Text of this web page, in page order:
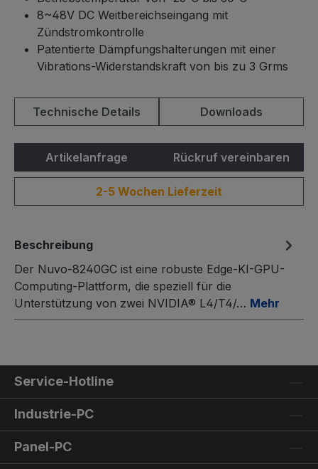
8~48V DC Weitbereichseingang mit
Zündstromkontrolle
Patentierte Dämpfungshalterungen mit einer
Vibrations-Widerstandskraft von bis zu 3 Grms
Technische Details Downloads
Artikelanfrage Rückruf vereinbaren
2-5 Wochen Lieferzeit
Beschreibung
Der Nuvo-8240GC ist eine robuste Edge-KI-GPU-
Computing-Plattform, die speziell für die
Unterstützung von zwei NVIDIA® L4/T4/… Mehr
Service-Hotline
Industrie-PC
Panel-PC